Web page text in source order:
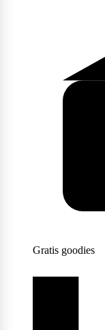
Gratis goodies